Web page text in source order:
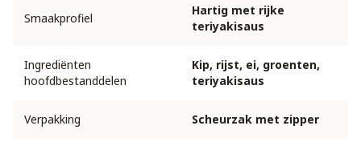
Smaakprofiel
Hartig met rijke
teriyakisaus
Ingrediënten
hoofdbestanddelen
Kip, rijst, ei, groenten,
teriyakisaus
Verpakking Scheurzak met zipper